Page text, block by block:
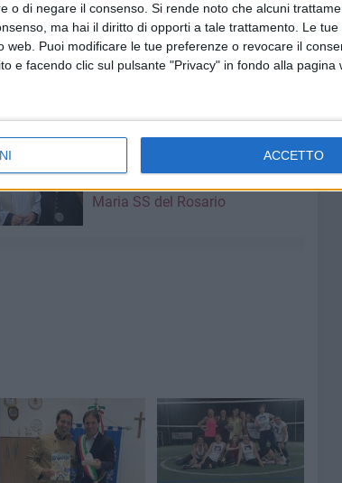
o di negare il consenso. Si rende noto che alcuni
ma hai il diritto di opporti a tale trattamento. Le
web. Puoi modificare le tue preferenze o revocare il
e facendo clic sul pulsante "Privacy" in fondo alla pagina
ACCETTO
Vincenzo Di Palo è il nuovo
Maria SS del Rosario